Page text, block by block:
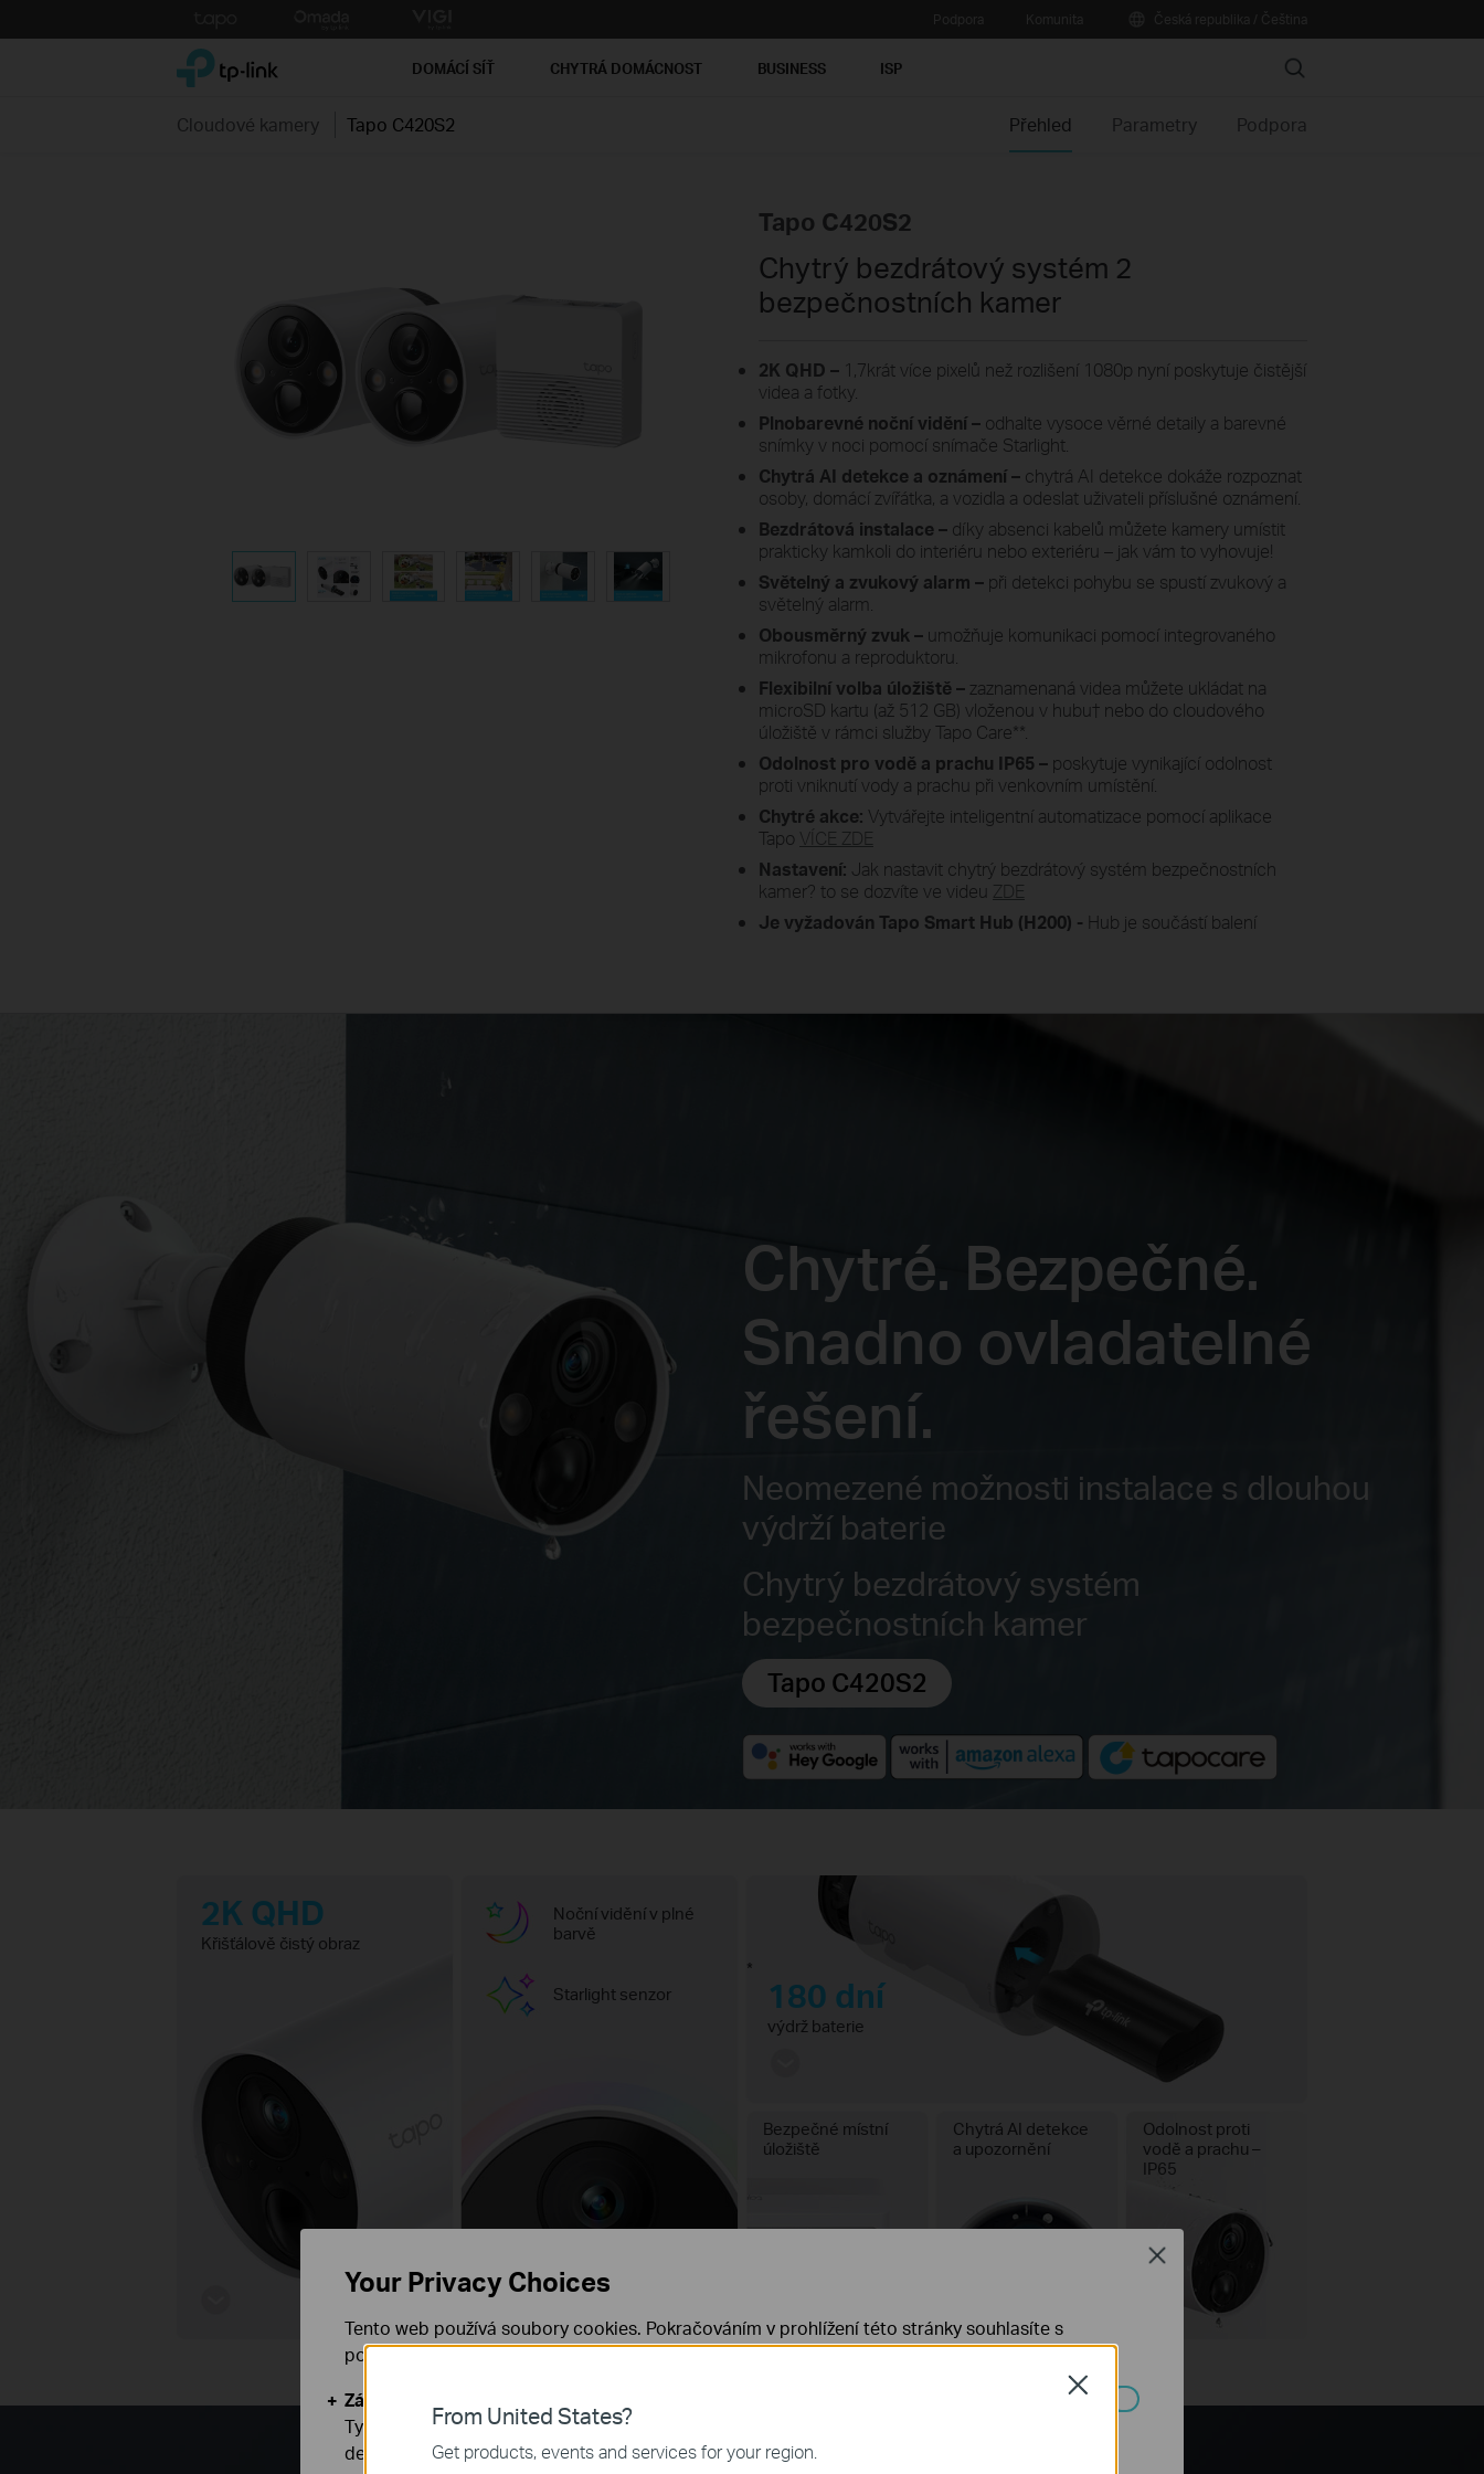
to
TP-Link, Reliably Smart DOMÁCÍ SÍŤ CHYTRÁ DOMÁCNOST BUSINESS ISP Search
Cloudové kamery Tapo C420S2 Přehled Parametry Podpora
Tapo C420S2
Chytrý bezdrátový systém 2
bezpečnostních kamer
2K QHD – 1,7krát více pixelů než rozlišení 1080p nyní poskytuje čistější
videa a fotky.
Plnobarevné noční vidění – odhalte vysoce věrné detaily a barevné
snímky v noci pomocí snímače Starlight.
Chytrá AI detekce a oznámení – chytrá AI detekce dokáže rozpoznat
osoby, domácí zvířátka, a vozidla a odeslat uživateli příslušné oznámení.
Bezdrátová instalace – díky absenci kabelů můžete kamery umístit
prakticky kamkoli do interiéru nebo exteriéru – jak vám to vyhovuje!
Světelný a zvukový alarm – při detekci pohybu se spustí zvukový a
světelný alarm.
Obousměrný zvuk – umožňuje komunikaci pomocí integrovaného
mikrofonu a reproduktoru.
Flexibilní volba úložiště – zaznamenaná videa můžete ukládat na
microSD kartu (až 512 GB) vloženou v hubu† nebo do cloudového
úložiště v rámci služby Tapo Care**
Odolnost pro vodě a prachu IP65 – poskytuje vynikající odolnost
proti vniknutí vody a prachu při venkovním umístění.
Chytré akce: Vytvářejte inteligentní automatizace pomocí aplikace
Tapo
VÍCE ZDE
Nastavení: Jak nastavit chytrý bezdrátový systém bezpečnostních
kamer? to se dozvíte ve videu ZDE
Je vyžadován Tapo Smart Hub (H200) - Hub je součástí balení
Chytré. Bezpečné.
Snadno ovladatelné
řešení.
Neomezené možnosti instalace s dlouhou
výdrží baterie
Chytrý bezdrátový systém
bezpečnostních kamer
Tapo C420S2
2K QHD
Křišťálově čistý obraz
Noční vidění v plné
barvě
Starlight senzor 180 dní
výdrž baterie
*
Bezpečné místní
úložiště
Chytrá AI detekce
a upozornění
Odolnost proti
vodě a prachu –
IP65
From United States?
Get products, events and services for your region.
Close
Your Privacy Choices
Tento web používá soubory cookies. Pokračováním v prohlížení této stránky souhlasíte s
používáním našich cookies.Již nezobrazovatZjistit více.
Základní cookies
Tyto cookies jsou nezbytné pro fungování webových stránek a nelze je ve vašich systémech
deaktivovat.
Close